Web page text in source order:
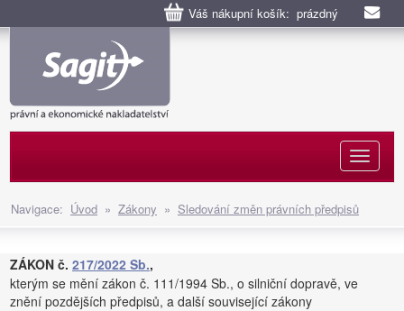
Váš nákupní košík: prázdný
Navigace: Úvod » Zákony » Sledování změn právních předpisů
ZÁKON č. 217/2022 Sb.,
kterým se mění zákon č. 111/1994 Sb., o silniční dopravě, ve
znění pozdějších předpisů, a další související zákony